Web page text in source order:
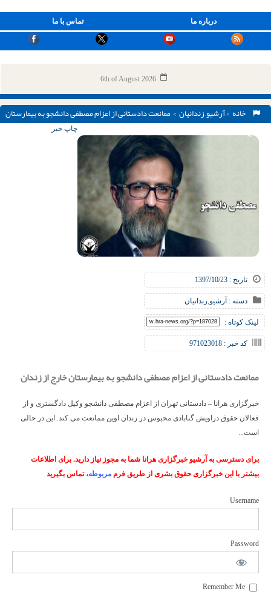
تماس با ما درباره ما
6th of August 2026
خانه >آرشیو,زندانیان> ممانعت دادستانی از اعزام مصطفی دانشجو به بیمارستان
تاریخ : 1397/10/23
دسته : آرشیو,زندانیان
لینک کوتاه :
کد خبر : 971023018
چاپ خبر
ممانعت دادستانی از اعزام مصطفی دانشجو به بیمارستان خارج از زندان
خبرگزاری هرانا – دادستانی تهران از اعزام مصطفی دانشجو وکیل دادگستری و از
فعالان حقوق دراویش گنابادی محبوس در زندان اوین ممانعت می کند. این در حالی
است...
برای دسترسی به آرشیو خبرگزاری هرانا شما به مجوز نیاز دارید. برای اطلاعات
بیشتر با این خبرگزاری حقوق بشری از طریق فرم مربوطه، تماس بگیرید
Username
Password